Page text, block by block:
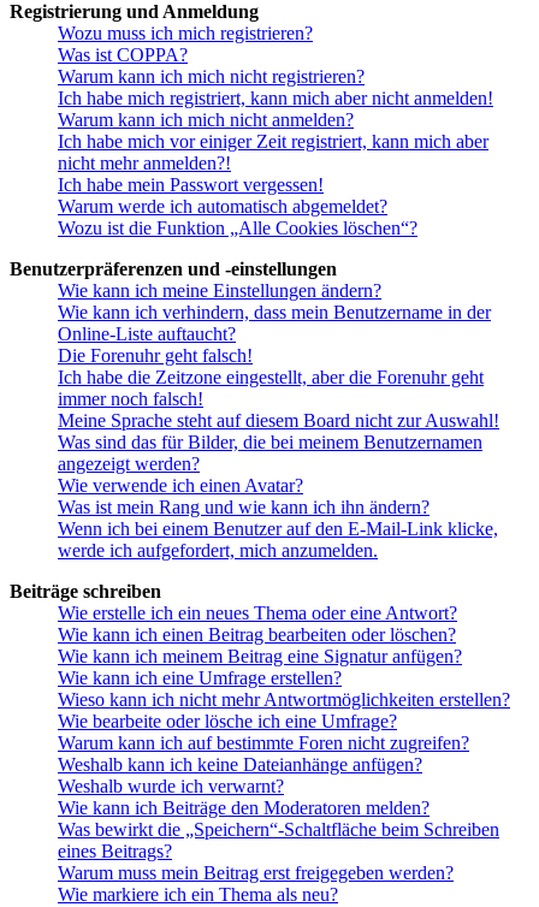
Registrierung und Anmeldung
Wozu muss ich mich registrieren?
Was ist COPPA?
Warum kann ich mich nicht registrieren?
Ich habe mich registriert, kann mich aber nicht anmelden!
Warum kann ich mich nicht anmelden?
Ich habe mich vor einiger Zeit registriert, kann mich aber
nicht mehr anmelden?!
Ich habe mein Passwort vergessen!
Warum werde ich automatisch abgemeldet?
Wozu ist die Funktion „Alle Cookies löschen“?
Benutzerpräferenzen und -einstellungen
Wie kann ich meine Einstellungen ändern?
Wie kann ich verhindern, dass mein Benutzername in der
Online-Liste auftaucht?
Die Forenuhr geht falsch!
Ich habe die Zeitzone eingestellt, aber die Forenuhr geht
immer noch falsch!
Meine Sprache steht auf diesem Board nicht zur Auswahl!
Was sind das für Bilder, die bei meinem Benutzernamen
angezeigt werden?
Wie verwende ich einen Avatar?
Was ist mein Rang und wie kann ich ihn ändern?
Wenn ich bei einem Benutzer auf den E-Mail-Link klicke,
werde ich aufgefordert, mich anzumelden.
Beiträge schreiben
Wie erstelle ich ein neues Thema oder eine Antwort?
Wie kann ich einen Beitrag bearbeiten oder löschen?
Wie kann ich meinem Beitrag eine Signatur anfügen?
Wie kann ich eine Umfrage erstellen?
Wieso kann ich nicht mehr Antwortmöglichkeiten erstellen?
Wie bearbeite oder lösche ich eine Umfrage?
Warum kann ich auf bestimmte Foren nicht zugreifen?
Weshalb kann ich keine Dateianhänge anfügen?
Weshalb wurde ich verwarnt?
Wie kann ich Beiträge den Moderatoren melden?
Was bewirkt die „Speichern“-Schaltfläche beim Schreiben
eines Beitrags?
Warum muss mein Beitrag erst freigegeben werden?
Wie markiere ich ein Thema als neu?